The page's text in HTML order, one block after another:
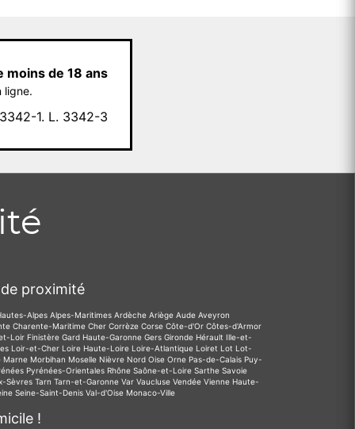
de 18 ans
ligne.
1. L. 3342-3
proximité
Alpes Alpes-Maritimes Ardèche Ariège Aude Aveyron
Charente-Maritime Cher Corrèze Corse Côte-d'Or Côtes-d'Armor
Loir Finistère Gard Haute-Garonne Gers Gironde Hérault Ille-et-
Loir-et-Cher Loire Haute-Loire Loire-Atlantique Loiret Lot Lot-
Marne Morbihan Moselle Nièvre Nord Oise Orne Pas-de-Calais Puy-
Pyrénées-Orientales Rhône Saône-et-Loire Sarthe Savoie
Sèvres Tarn Tarn-et-Garonne Var Vaucluse Vendée Vienne Haute-
Seine-Saint-Denis Val-d'Oise Monaco-Ville
!